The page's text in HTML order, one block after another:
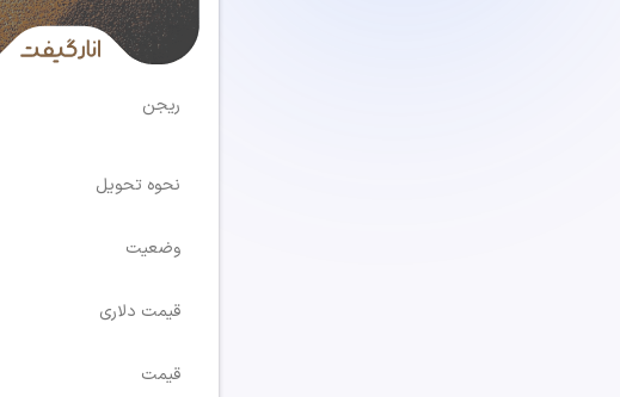
ریجن
نحوه تحویل
وضعیت
قیمت دلاری
قیمت